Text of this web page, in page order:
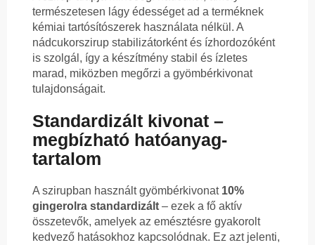
természetesen lágy édességet ad a terméknek
kémiai tartósítószerek használata nélkül. A
nádcukorszirup stabilizátorként és ízhordozóként
is szolgál, így a készítmény stabil és ízletes
marad, miközben megőrzi a gyömbérkivonat
tulajdonságait.
Standardizált kivonat –
megbízható hatóanyag-
tartalom
A szirupban használt gyömbérkivonat 10%
gingerolra standardizált – ezek a fő aktív
összetevők, amelyek az emésztésre gyakorolt
kedvező hatásokhoz kapcsolódnak. Ez azt jelenti,